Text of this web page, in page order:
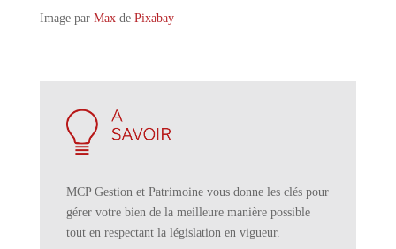
Image par Maxde Pixabay
MCP Gestion et Patrimoine vous donne les clés pour
gérer votre bien de la meilleure manière possible
tout en respectant la législation en vigueur.